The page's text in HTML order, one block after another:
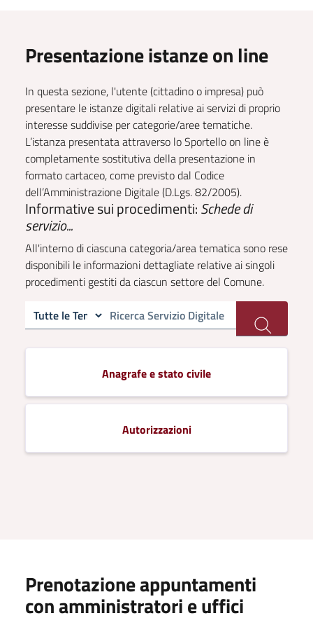
Presentazione istanze on line
In questa sezione, l'utente (cittadino o impresa) può
presentare le istanze digitali relative ai servizi di proprio
interesse suddivise per categorie/aree tematiche.
L’istanza presentata attraverso lo Sportello on line è
completamente sostitutiva della presentazione in
formato cartaceo, come previsto dal Codice
dell’Amministrazione Digitale (D.Lgs. 82/2005).
Informative sui procedimenti:Schede di
servizio...
All'interno di ciascuna categoria/area tematica sono rese
disponibili le informazioni dettagliate relative ai singoli
procedimenti gestiti da ciascun settore del Comune.
Anagrafe e stato civile
Autorizzazioni
Prenotazione appuntamenti
con amministratori e uffici